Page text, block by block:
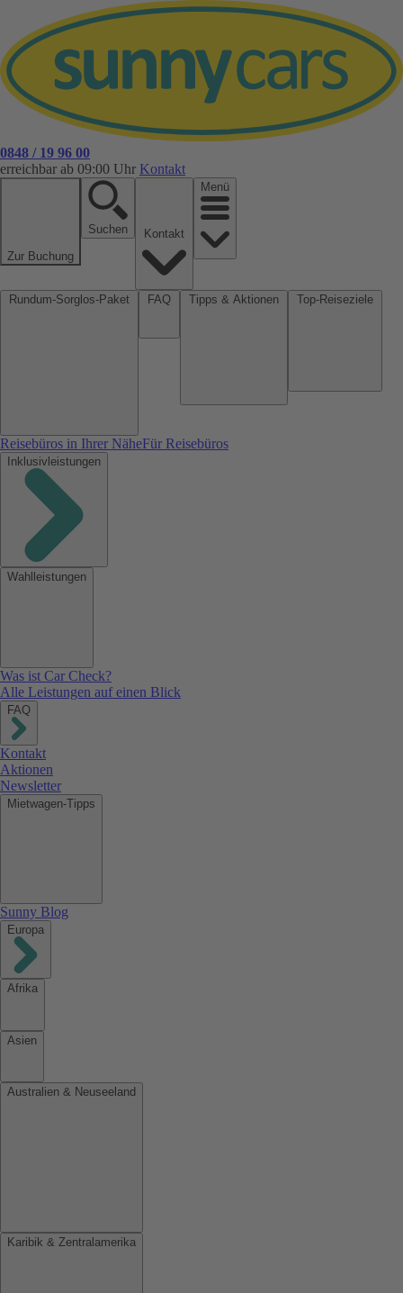
0848 / 19 96 00
erreichbar ab 09:00 Uhr Kontakt
Zur Buchung
Suchen
Menü
Reisebüros in Ihrer NäheFür Reisebüros
Inklusivleistungen
Wahlleistungen
Was ist Car Check?
Alle Leistungen auf einen Blick
FAQ
Kontakt
Aktionen
Newsletter
Mietwagen-Tipps
Sunny Blog
Europa
Afrika
Asien
Australien & Neuseeland
Karibik & Zentralamerika